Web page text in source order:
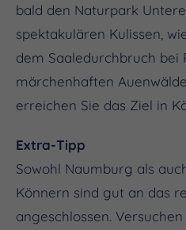
bald den Naturpark
spektakulären Kulissen,
dem Saaledurchbruch bei
märchenhaften
erreichen Sie das Ziel in
Extra-Tipp
Sowohl Naumburg als
Könnern sind gut an das
angeschlossen.